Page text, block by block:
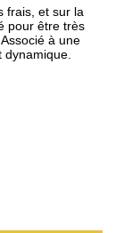
frais, et sur la
pour être très
à une
dynamique.